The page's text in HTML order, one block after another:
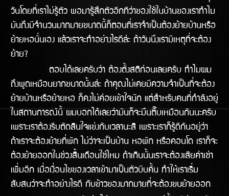
วันโดยที่เราไม่รู้ตัว พอมารู้สึกตัวอีกทีว่าของใช้ในบ้านของเราทำไม
มันถึงมีจำนวนมากมายขนาดนี้ก็ตอนที่เราจำเป็นต้องย้ายบ้านหรือ
ย้ายหอนั่นเอง แล้วเราจะทำอย่างไรดีล้่ะ ถ้าวันนึงเรามีเหตุที่จะต้อง
ย้าย?
ตอบได้เลยครับว่า ต้องตั้งสติก่อนเลยครับ ทำไมผม
ถึงพูดเหมือนยากขนาดนั้นล่ะ ถ้าคุณไม่เคยมีความจำเป็นที่จะต้อง
ย้ายบ้านหรือย้ายหอ ก็คงไม่ค่อยเข้้าใจนัก แต่สำหรับคนที่กำลังอยู่
ในสถานการณ์นี้ ผมบอกได้เลยว่ามันก็จะมึนตึ๊บเหมือนกันนะครับ
เพราะเราต้องรีบตัดสินใจแข่งกับเวลานะสิ เพราะเราก็รู้ดีกันอยู่ว่า
ถ้าเราจะต้องย้ายที่พัก ไม่ว่าจะเป็นบ้าน หอพัก หรือคอนโด เราก็จะ
ต้องย้ายออกในช่่วงสิ้นเดือนใช่ไหม ถ้าเกินนั้นเราจะต้องเสียค่าเช่า
เพิ่มอีก เมื่อเงื่อนไขของเวลาเข้ามาเป็นตัวบีบคั้น ทำให้เราเริ่ม
สับสนว่าจะทำอย่างไรดี กับข้าวของมากมายที่จะต้องขนย้ายออก